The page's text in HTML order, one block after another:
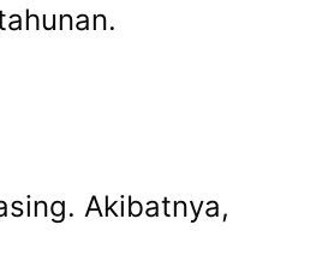
Akibatnya,